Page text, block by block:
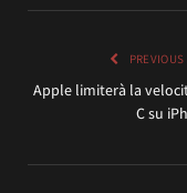
PREVIOUS
Apple limiterà la
C su